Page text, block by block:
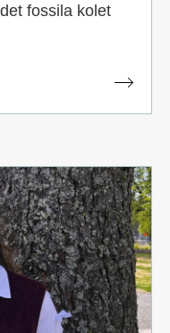
fossila kolet